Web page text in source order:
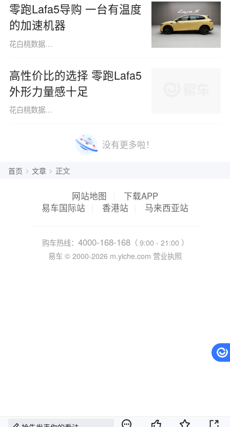
零跑Lafa5导购 一台有温度
的加速机器
花白桃数据091013
高性价比的选择 零跑Lafa5
外形力量感十足
花白桃数据091013
没有更多啦！
首页 > 文章 > 正文
网站地图
下载APP
易车国际站
香港站 马来西亚站
购车热线： 4000-168-168（ 9:00 - 21:00 ）
易车 © 2000-2026 m.yiche.com 营业执照